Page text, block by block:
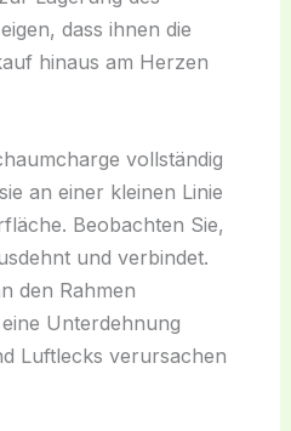
dass ihnen die
hinaus am Herzen
vollständig
an einer kleinen Linie
Beobachten Sie,
und verbindet.
den Rahmen
Unterdehnung
Luftlecks verursachen